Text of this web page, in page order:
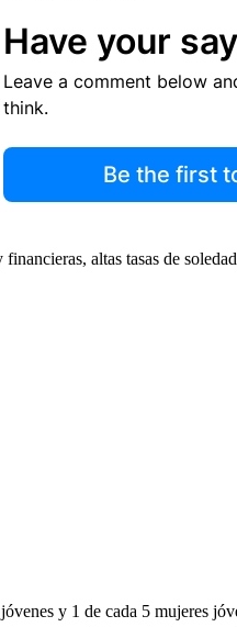
Have your
Leave a comment below
think.
Be the first
altas tasas de
y 1 de cada 5 mujeres